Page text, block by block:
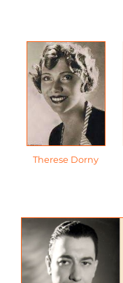
Therese Dorny